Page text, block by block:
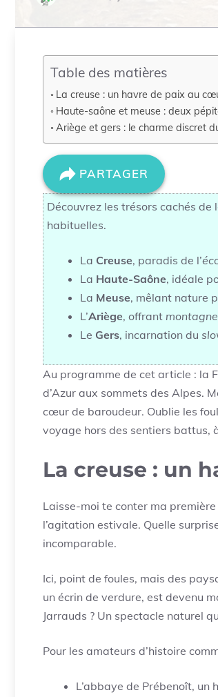
Table des matières
La creuse : un havre de paix au
Haute-saône et meuse : deux
Ariège et gers : le charme discret
PARTAGER
Découvrez les trésors cachés
habituelles.
La Creuse, paradis de l’
La Haute-Saône, idéale
La Meuse, mêlant nature
L’Ariège, offrant
Le Gers, incarnation du
Au programme de cet article : la
d’Azur aux sommets des Alpes.
cœur de baroudeur. Oublie les
voyage hors des sentiers battus,
La creuse : un
Laisse-moi te conter ma
l’agitation estivale. Quelle
incomparable.
Ici, point de foules, mais des
un écrin de verdure, est devenu
Jarrauds ? Un spectacle naturel
Pour les amateurs d’histoire
L’abbaye de Prébenoît,